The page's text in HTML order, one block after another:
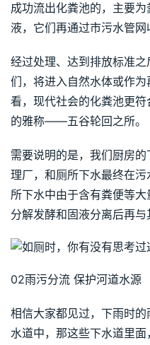
成功流出化粪池的，主要
液，它们再通过市污水管
经过处理、达到排放标准之
们，将进入自然水体或作
看，现代社会的化粪池更
的雅称——五谷轮回之所。
需要说明的是，我们厨房
理厂，和厕所下水最终在
所下水中由于含有粪便等
分解发酵和固液分离后再与
02雨污分流 保护河道水源
相信大家都见过，下雨时
水道中，那这些下水道里